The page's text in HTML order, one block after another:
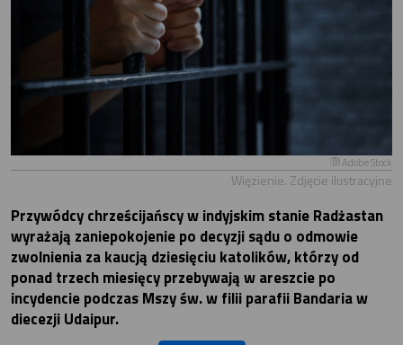
Adobe Stock
Więzienie. Zdjęcie ilustracyjne
Przywódcy chrześcijańscy w indyjskim stanie Radżastan
wyrażają zaniepokojenie po decyzji sądu o odmowie
zwolnienia za kaucją dziesięciu katolików, którzy od
ponad trzech miesięcy przebywają w areszcie po
incydencie podczas Mszy św. w filii parafii Bandaria w
diecezji Udaipur.